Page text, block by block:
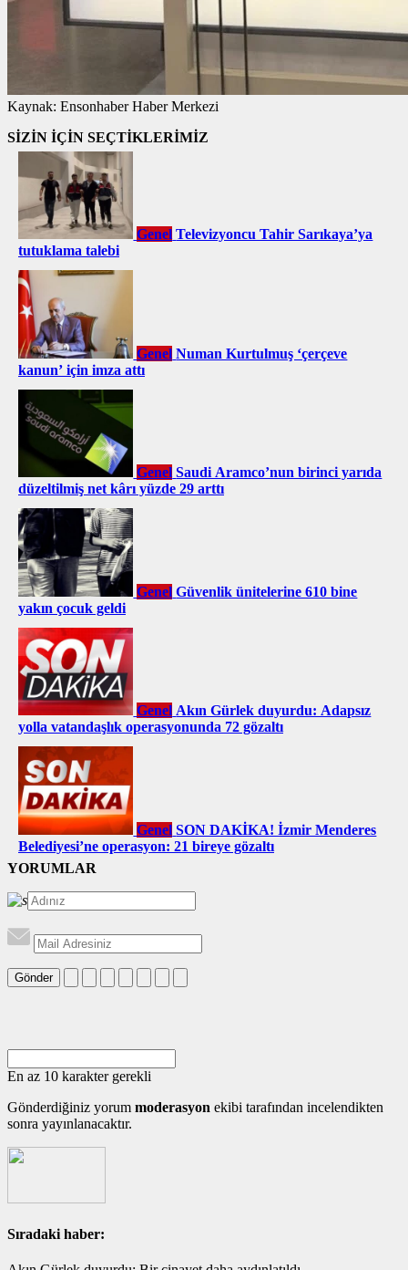
Kaynak: Ensonhaber Haber Merkezi
SİZİN İÇİN SEÇTİKLERİMİZ
Genel Televizyoncu Tahir Sarıkaya’ya
tutuklama talebi
Genel Numan Kurtulmuş ‘çerçeve
kanun’ için imza attı
Genel Saudi Aramco’nun birinci yarıda
düzeltilmiş net kârı yüzde 29 arttı
Genel Güvenlik ünitelerine 610 bine
yakın çocuk geldi
Genel Akın Gürlek duyurdu: Adapsız
yolla vatandaşlık operasyonunda 72 gözaltı
Genel SON DAKİKA! İzmir Menderes
Belediyesi’ne operasyon: 21 bireye gözaltı
YORUMLAR
Gönder
En az 10 karakter gerekli
Gönderdiğiniz yorum moderasyon ekibi tarafından incelendikten
sonra yayınlanacaktır.
Sıradaki haber: